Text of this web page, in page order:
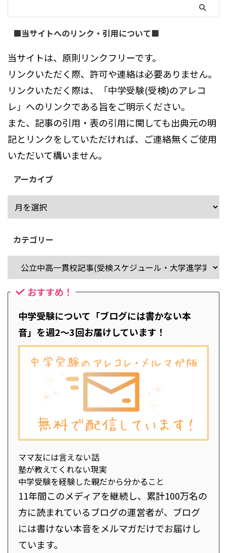
■当サイトへのリンク・引用について■
当サイトは、原則リンクフリーです。
リンクいただく際、許可や連絡は必要ありません。
リンクいただく際は、「中学受験(受検)のアレコ
レ」へのリンクである旨をご明示ください。
また、記事の引用・表の引用に関しても出典元の明
記とリンクをしていただければ、ご連絡無くご使用
いただいて構いません。
アーカイブ
カテゴリー
おすすめ！
中学受験について「ブログには書かない本
音」を週2～3回お届けしています！
ママ友には言えない話
塾が教えてくれない現実
中学受験を経験した親だから分かること
11年間このメディアを継続し、累計100万名の
方に読まれているブログの運営者が、ブログ
には書けない本音をメルマガだけでお届けし
ています。